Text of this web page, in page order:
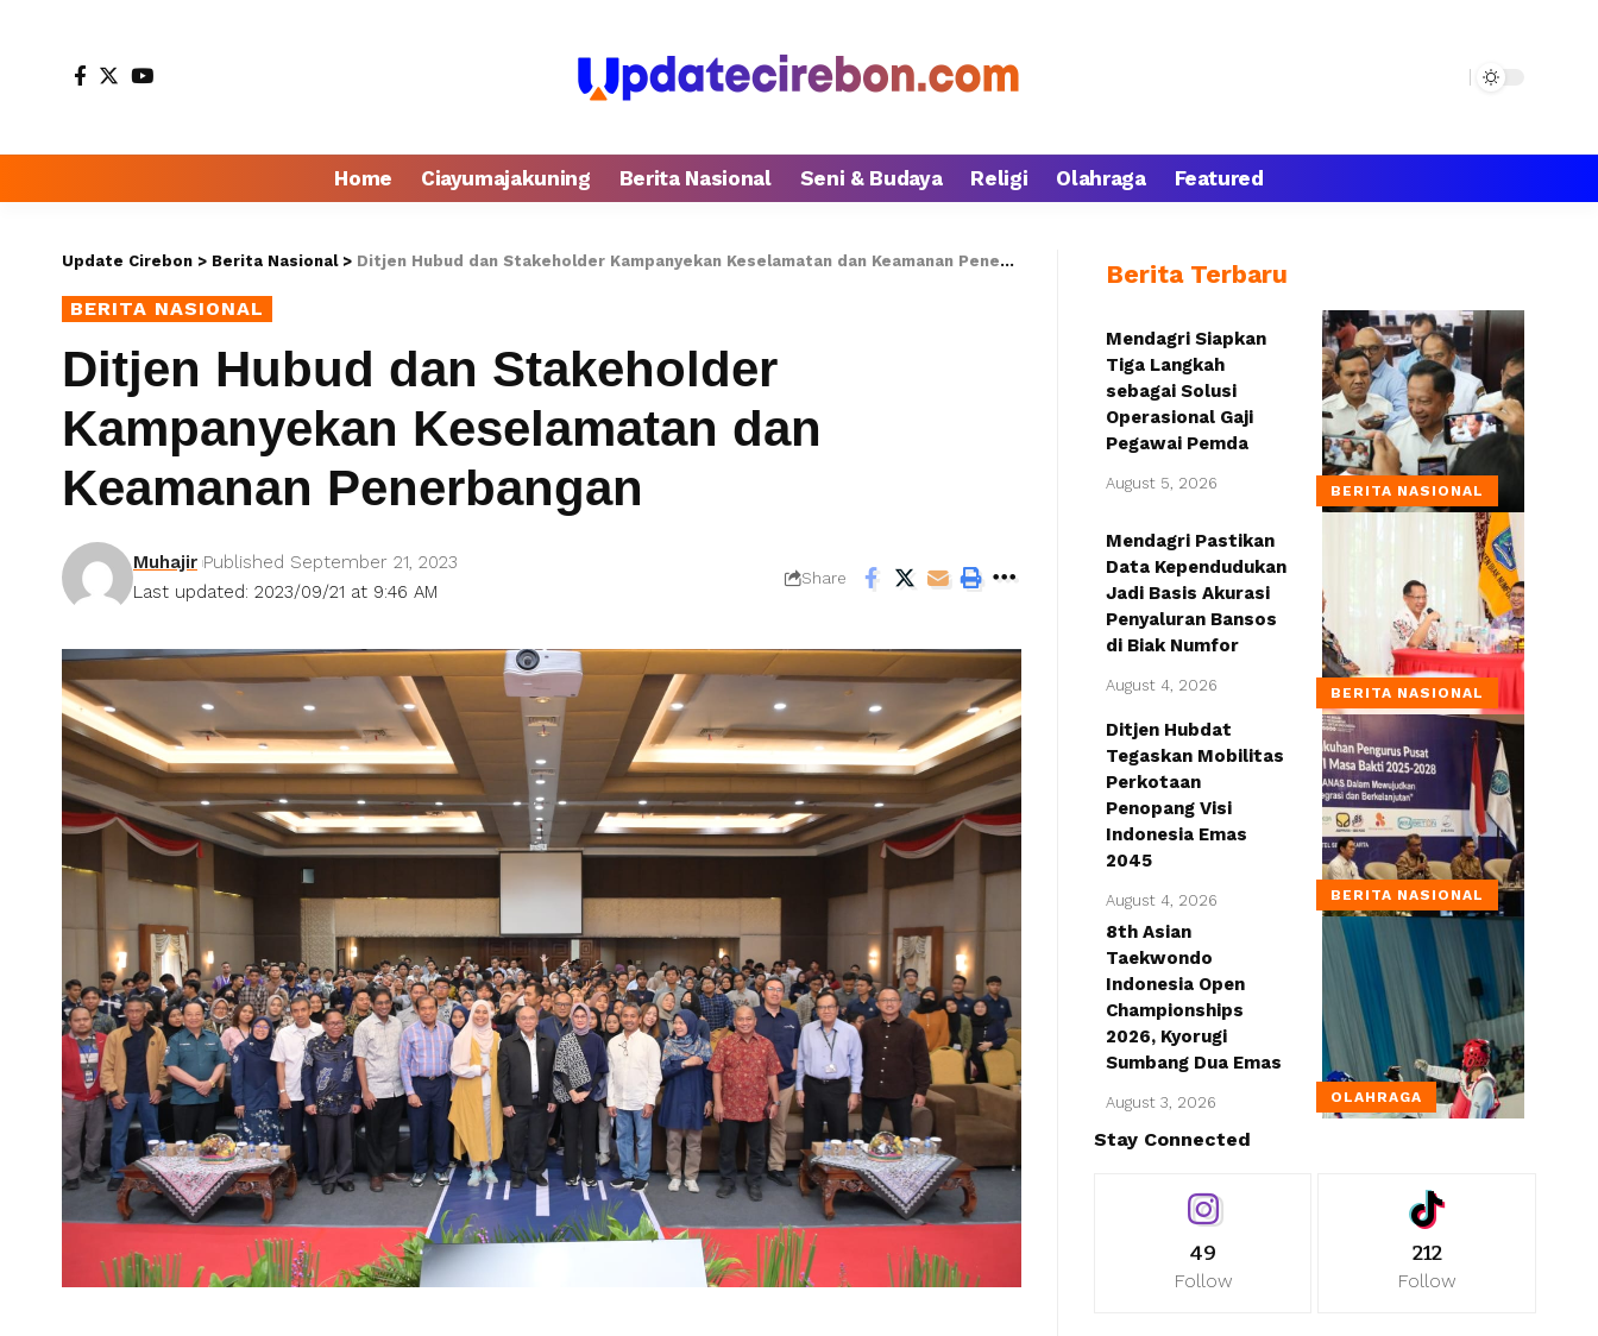
Home Ciayumajakuning Berita Nasional Seni & Budaya Religi Olahraga Featured
Update Cirebon > Berita Nasional> Ditjen Hubud dan Stakeholder Kampanyekan Keselamatan dan Keamanan Penerbangan
BERITA NASIONAL
Ditjen Hubud dan Stakeholder
Kampanyekan Keselamatan dan
Keamanan Penerbangan
Last updated: 2023/09/21 at 9:46 AM
Muhajir Published September 21, 2023
Share
Berita Terbaru
BERITA NASIONAL
Mendagri Siapkan
Tiga Langkah
sebagai Solusi
Operasional Gaji
Pegawai Pemda
August 5, 2026
BERITA NASIONAL
Mendagri Pastikan
Data Kependudukan
Jadi Basis Akurasi
Penyaluran Bansos
di Biak Numfor
August 4, 2026
BERITA NASIONAL
Ditjen Hubdat
Tegaskan Mobilitas
Perkotaan
Penopang Visi
Indonesia Emas
2045
August 4, 2026
OLAHRAGA
8th Asian
Taekwondo
Indonesia Open
Championships
2026, Kyorugi
Sumbang Dua Emas
August 3, 2026
Stay Connected
49
Follow
212
Follow